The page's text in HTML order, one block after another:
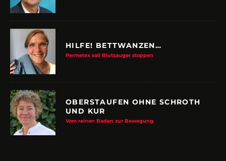
HILFE! BETTWANZEN…
Permetex soll Blutsauger stoppen
OBERSTAUFEN OHNE SCHROTH
UND KUR
Vom reinen Baden zur Bewegung